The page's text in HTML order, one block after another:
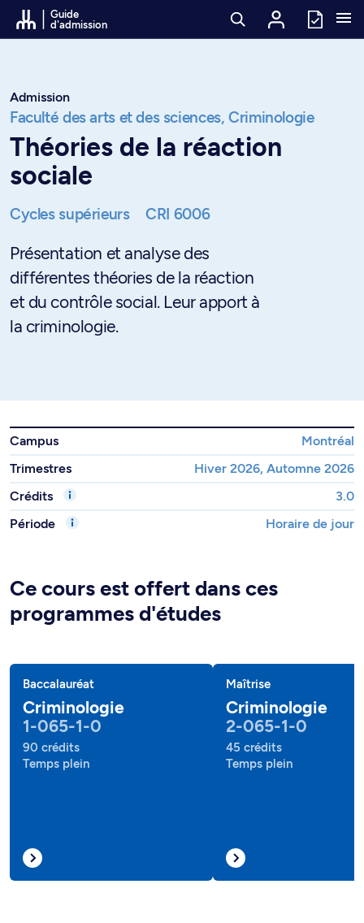
Passer au contenu
Guide
d'admission
Admission
Faculté des arts et des sciences, Criminologie
Théories de la réaction
sociale
Cycles supérieurs CRI 6006
Présentation et analyse des
différentes théories de la réaction
et du contrôle social. Leur apport à
la criminologie.
Campus
Montréal
Trimestres
Hiver 2026, Automne 2026
Crédits
3.0
Période
Horaire de jour
Ce cours est offert dans ces
programmes d'études
Baccalauréat
Criminologie
1-065-1-0
90 crédits
Temps plein
Maîtrise
Criminologie
2-065-1-0
45 crédits
Temps plein